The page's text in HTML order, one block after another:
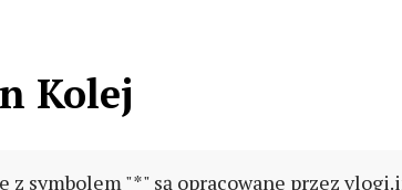
Kolej
z symbolem "*" są opracowane przez